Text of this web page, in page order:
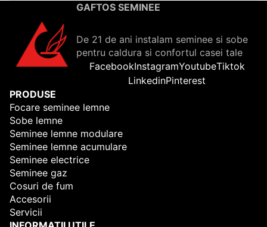
GAFTOS SEMINEE
De 21 de ani instalam seminee si sobe
pentru caldura si confortul casei tale
FacebookInstagramYoutubeTiktok
LinkedinPinterest
PRODUSE
Focare seminee lemne
Sobe lemne
Seminee lemne modulare
Seminee lemne acumulare
Seminee electrice
Seminee gaz
Cosuri de fum
Accesorii
Servicii